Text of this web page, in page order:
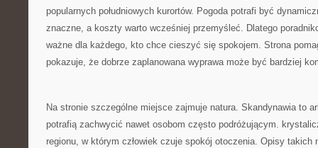
popularnych południowych kurortów. Pogoda potrafi być
znaczne, a koszty warto wcześniej przemyśleć. Dlatego
ważne dla każdego, kto chce cieszyć się spokojem. Strona
pokazuje, że dobrze zaplanowana wyprawa może być bardziej
Na stronie szczególne miejsce zajmuje natura. Skandynawia to
potrafią zachwycić nawet osobom często podróżującym.
regionu, w którym człowiek czuje spokój otoczenia. Opisy takich